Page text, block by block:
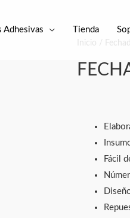
Adhesivas Tienda
Inicio /
Fácil